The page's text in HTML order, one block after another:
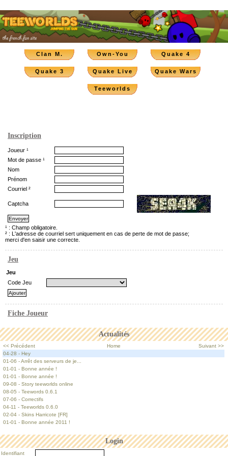
Clan M. Own-You Quake 4
Quake 3 Quake Live Quake Wars
Teeworlds
Actualités
<< Précédent Home
Suivant >>
04-28 - Hey
01-06 - Arrêt des serveurs de je...
01-01 - Bonne année !
01-01 - Bonne année !
09-08 - Story teeworlds online
08-05 - Teewords 0.6.1
07-06 - Correctifs
04-11 - Teeworlds 0.6.0
02-04 - Skins Harricote [FR]
01-01 - Bonne année 2011 !
Login
Identifiant
Inscription
Joueur ¹
Mot de passe ¹
Nom
Prénom
Courriel ²
Captcha
¹ : Champ obligatoire.
² : L'adresse de courriel sert uniquement en cas de perte de mot de passe;
merci d'en saisir une correcte.
Jeu
Jeu
Code Jeu
Fiche Joueur